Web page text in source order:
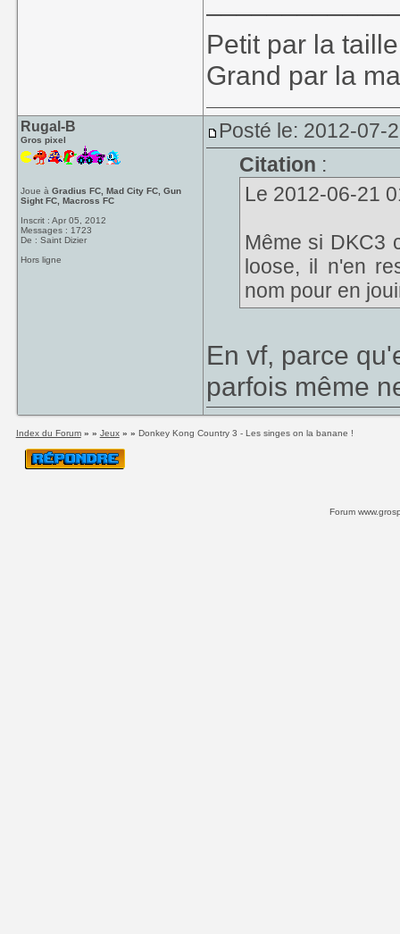
Petit par la taille
Grand par la
Rugal-B
Gros pixel
Joue àGradius FC, Mad City FC, Gun
Sight FC, Macross FC
Inscrit : Apr 05, 2012
Messages : 1723
De : Saint Dizier
Hors ligne
Posté le: 2012-07-
Citation :
Le 2012-06-21
Même si DKC3
loose, il n'en
nom pour en
En vf, parce
parfois même
Index du Forum» » Jeux» » Donkey Kong Country 3 - Les singes on la banane !
Forum